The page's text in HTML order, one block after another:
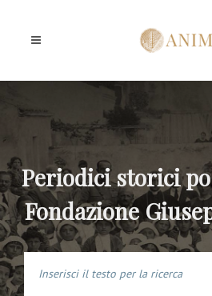
Periodici storici
Fondazione